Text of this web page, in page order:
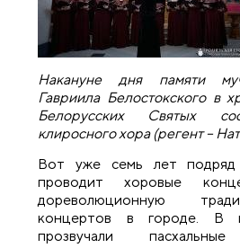
Накануне дня памяти
Гавриила Белостокского в
Белорусских Святых
клиросного хора (регент –
Вот уже семь лет подряд
проводит хоровые
дореволюционную
концертов в городе. В
прозвучали